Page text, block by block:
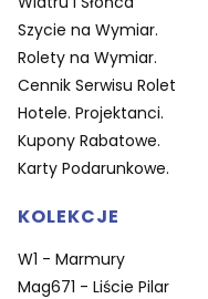
Szycie na Wymiar.
Rolety na Wymiar.
Cennik Serwisu Rolet
Hotele. Projektanci.
Kupony Rabatowe.
Karty Podarunkowe.
KOLEKCJE
W1 - Marmury
Mag671 - Liście Pilar